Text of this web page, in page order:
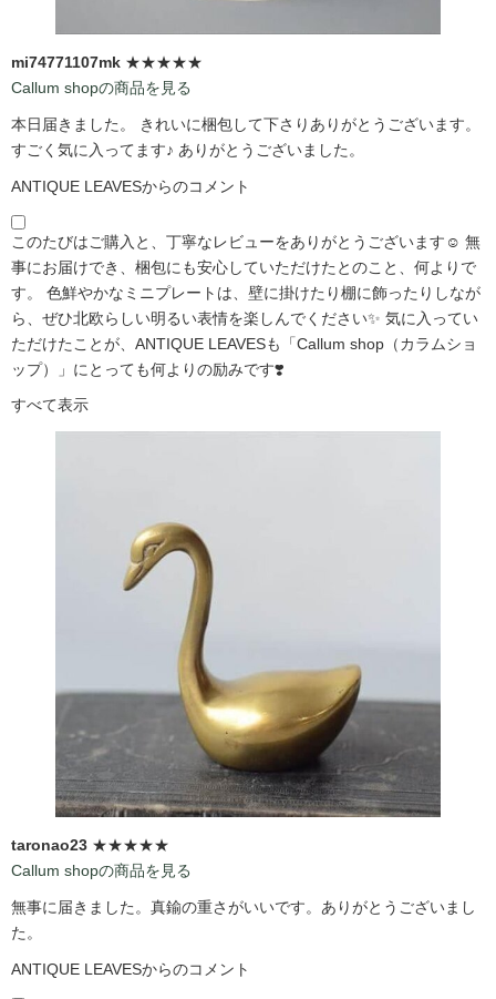
mi74771107mk ★★★★★
Callum shopの商品を見る
本日届きました。 きれいに梱包して下さりありがとうございます。
すごく気に入ってます♪ ありがとうございました。
ANTIQUE LEAVESからのコメント
このたびはご購入と、丁寧なレビューをありがとうございます☺️ 無
事にお届けでき、梱包にも安心していただけたとのこと、何よりで
す。 色鮮やかなミニプレートは、壁に掛けたり棚に飾ったりしなが
ら、ぜひ北欧らしい明るい表情を楽しんでください✨ 気に入ってい
ただけたことが、ANTIQUE LEAVESも「Callum shop（カラムショ
ップ）」にとっても何よりの励みです❣️
すべて表示
taronao23 ★★★★★
Callum shopの商品を見る
無事に届きました。真鍮の重さがいいです。ありがとうございまし
た。
ANTIQUE LEAVESからのコメント